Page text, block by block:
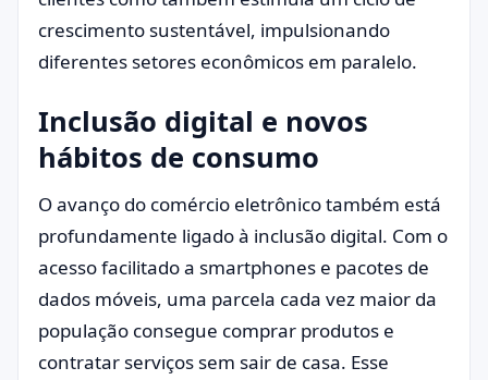
crescimento sustentável, impulsionando
diferentes setores econômicos em paralelo.
Inclusão digital e novos
hábitos de consumo
O avanço do comércio eletrônico também está
profundamente ligado à inclusão digital. Com o
acesso facilitado a smartphones e pacotes de
dados móveis, uma parcela cada vez maior da
população consegue comprar produtos e
contratar serviços sem sair de casa. Esse